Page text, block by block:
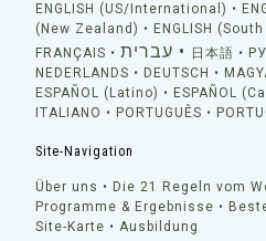
ENGLISH (US/International)
(New Zealand)
ENGLISH
FRANÇAIS
עברית 日本語
NEDERLANDS DEUTSCH
ESPAÑOL (Latino)
ESPAÑOL
ITALIANO
PORTUGUÊS
Site-Navigation
Über uns
Die 21 Regeln vom
Programme & Ergebnisse
Site-Karte
Ausbildung